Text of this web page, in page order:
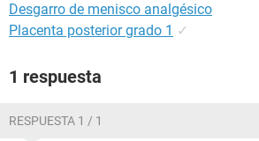
Desgarro de menisco analgésico
Placenta posterior grado 1 ✓
1 respuesta
RESPUESTA 1 / 1